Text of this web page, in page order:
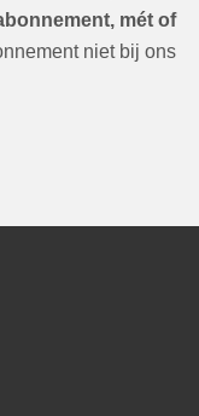
mét of
niet bij ons